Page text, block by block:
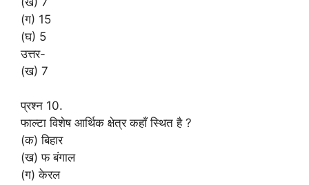
(ग) 15
(घ) 5
उत्तर-
(ख) 7
प्रश्न 10.
फाल्टा विशेष आर्थिक क्षेत्र कहाँ स्थित है ?
(क) बिहार
(ख) फ बंगाल
(ग) केरल